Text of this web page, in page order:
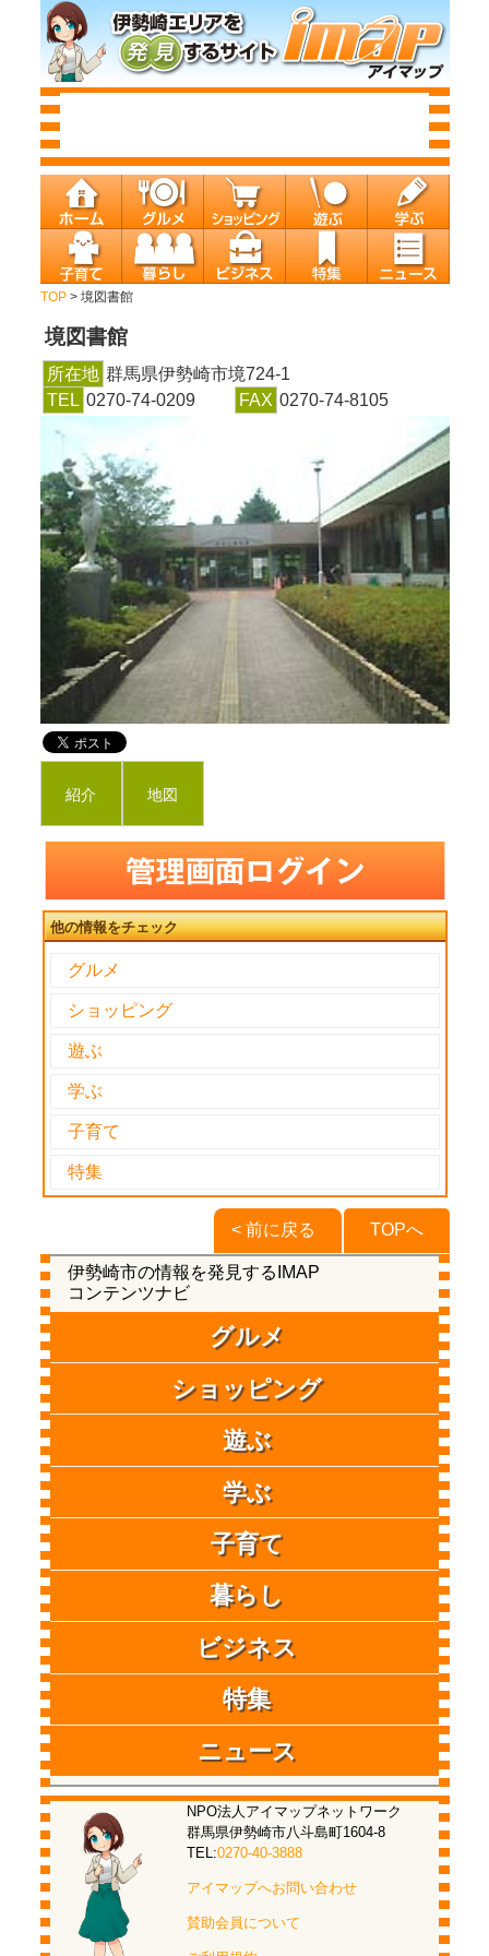
TOP> 境図書館
境図書館
所在地 群馬県伊勢崎市境724-1
TEL 0270-74-0209 FAX 0270-74-8105
紹介 地図
他の情報をチェック
グルメ
ショッピング
遊ぶ
学ぶ
子育て
特集
TOPへ
< 前に戻る
伊勢崎市の情報を発見するIMAP
コンテンツナビ
グルメ
ショッピング
遊ぶ
学ぶ
子育て
暮らし
ビジネス
特集
ニュース
NPO法人アイマップネットワーク
群馬県伊勢崎市八斗島町1604-8
TEL:0270-40-3888
アイマップへお問い合わせ
賛助会員について